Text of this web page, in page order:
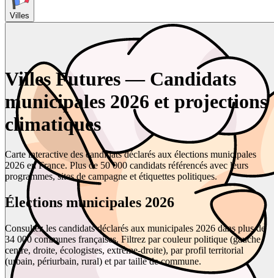
Villes
Villes Futures — Candidats
municipales 2026 et projections
climatiques
Carte interactive des candidats déclarés aux élections municipales
2026 en France. Plus de 50 000 candidats référencés avec leurs
programmes, sites de campagne et étiquettes politiques.
Élections municipales 2026
Consultez les candidats déclarés aux municipales 2026 dans plus de
34 000 communes françaises. Filtrez par couleur politique (gauche,
centre, droite, écologistes, extrême-droite), par profil territorial
(urbain, périurbain, rural) et par taille de commune.